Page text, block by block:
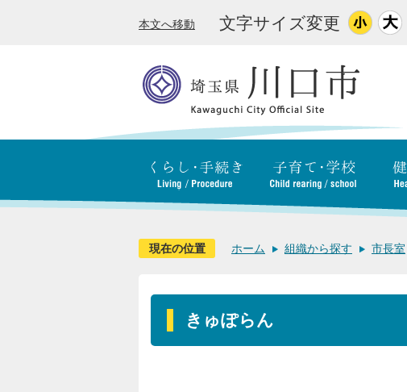
本文へ移動 文字サイズ変更
現在の位置 ホーム 組織から探す 市長室
きゅぽらん